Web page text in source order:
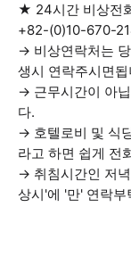
★ 24시간 비상전
+82-(0)10-670-
→ 비상연락처는
생시 연락주시면됩
→ 근무시간이 아
다.
→ 호텔로비 및 식
라고 하면 쉽게 전
→ 취침시간인 저
상시'에 '만' 연락부